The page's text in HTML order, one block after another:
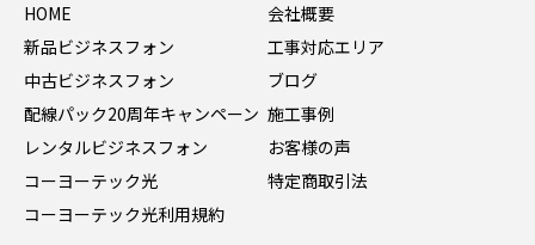
HOME
新品ビジネスフォン
中古ビジネスフォン
配線パック20周年キャンペーン
レンタルビジネスフォン
コーヨーテック光
コーヨーテック光利用規約
会社概要
工事対応エリア
ブログ
施工事例
お客様の声
特定商取引法